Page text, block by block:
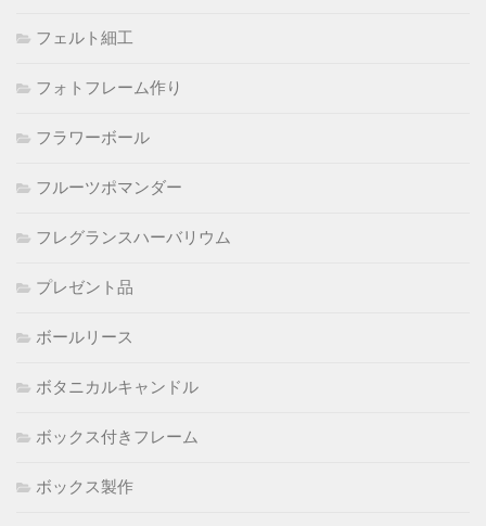
フェルト細工
フォトフレーム作り
フラワーボール
フルーツポマンダー
フレグランスハーバリウム
プレゼント品
ボールリース
ボタニカルキャンドル
ボックス付きフレーム
ボックス製作